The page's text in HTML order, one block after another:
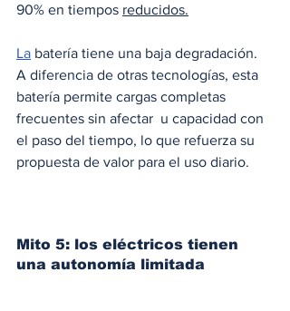
90% en tiempos reducidos.
La batería tiene una baja degradación.
A diferencia de otras tecnologías, esta
batería permite cargas completas
frecuentes sin afectar  u capacidad con
el paso del tiempo, lo que refuerza su
propuesta de valor para el uso diario.
Mito 5: los eléctricos tienen
una autonomía limitada